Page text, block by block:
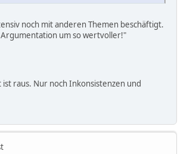
noch mit anderen Themen beschäftigt.
Argumentation um so wertvoller!"
raus. Nur noch Inkonsistenzen und